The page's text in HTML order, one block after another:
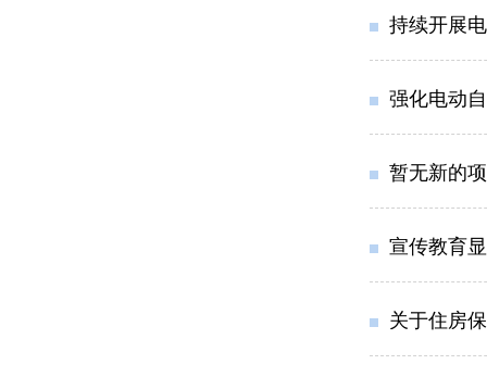
持续开展
强化电动
暂无新的
宣传教育
关于住房